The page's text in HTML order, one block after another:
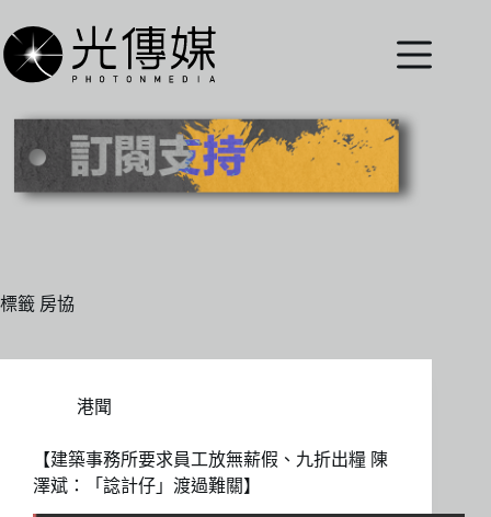
至
主
內
標籤 房協
港聞
【建築事務所要求員工放無薪假、九折出糧 陳
澤斌：「諗計仔」渡過難關】